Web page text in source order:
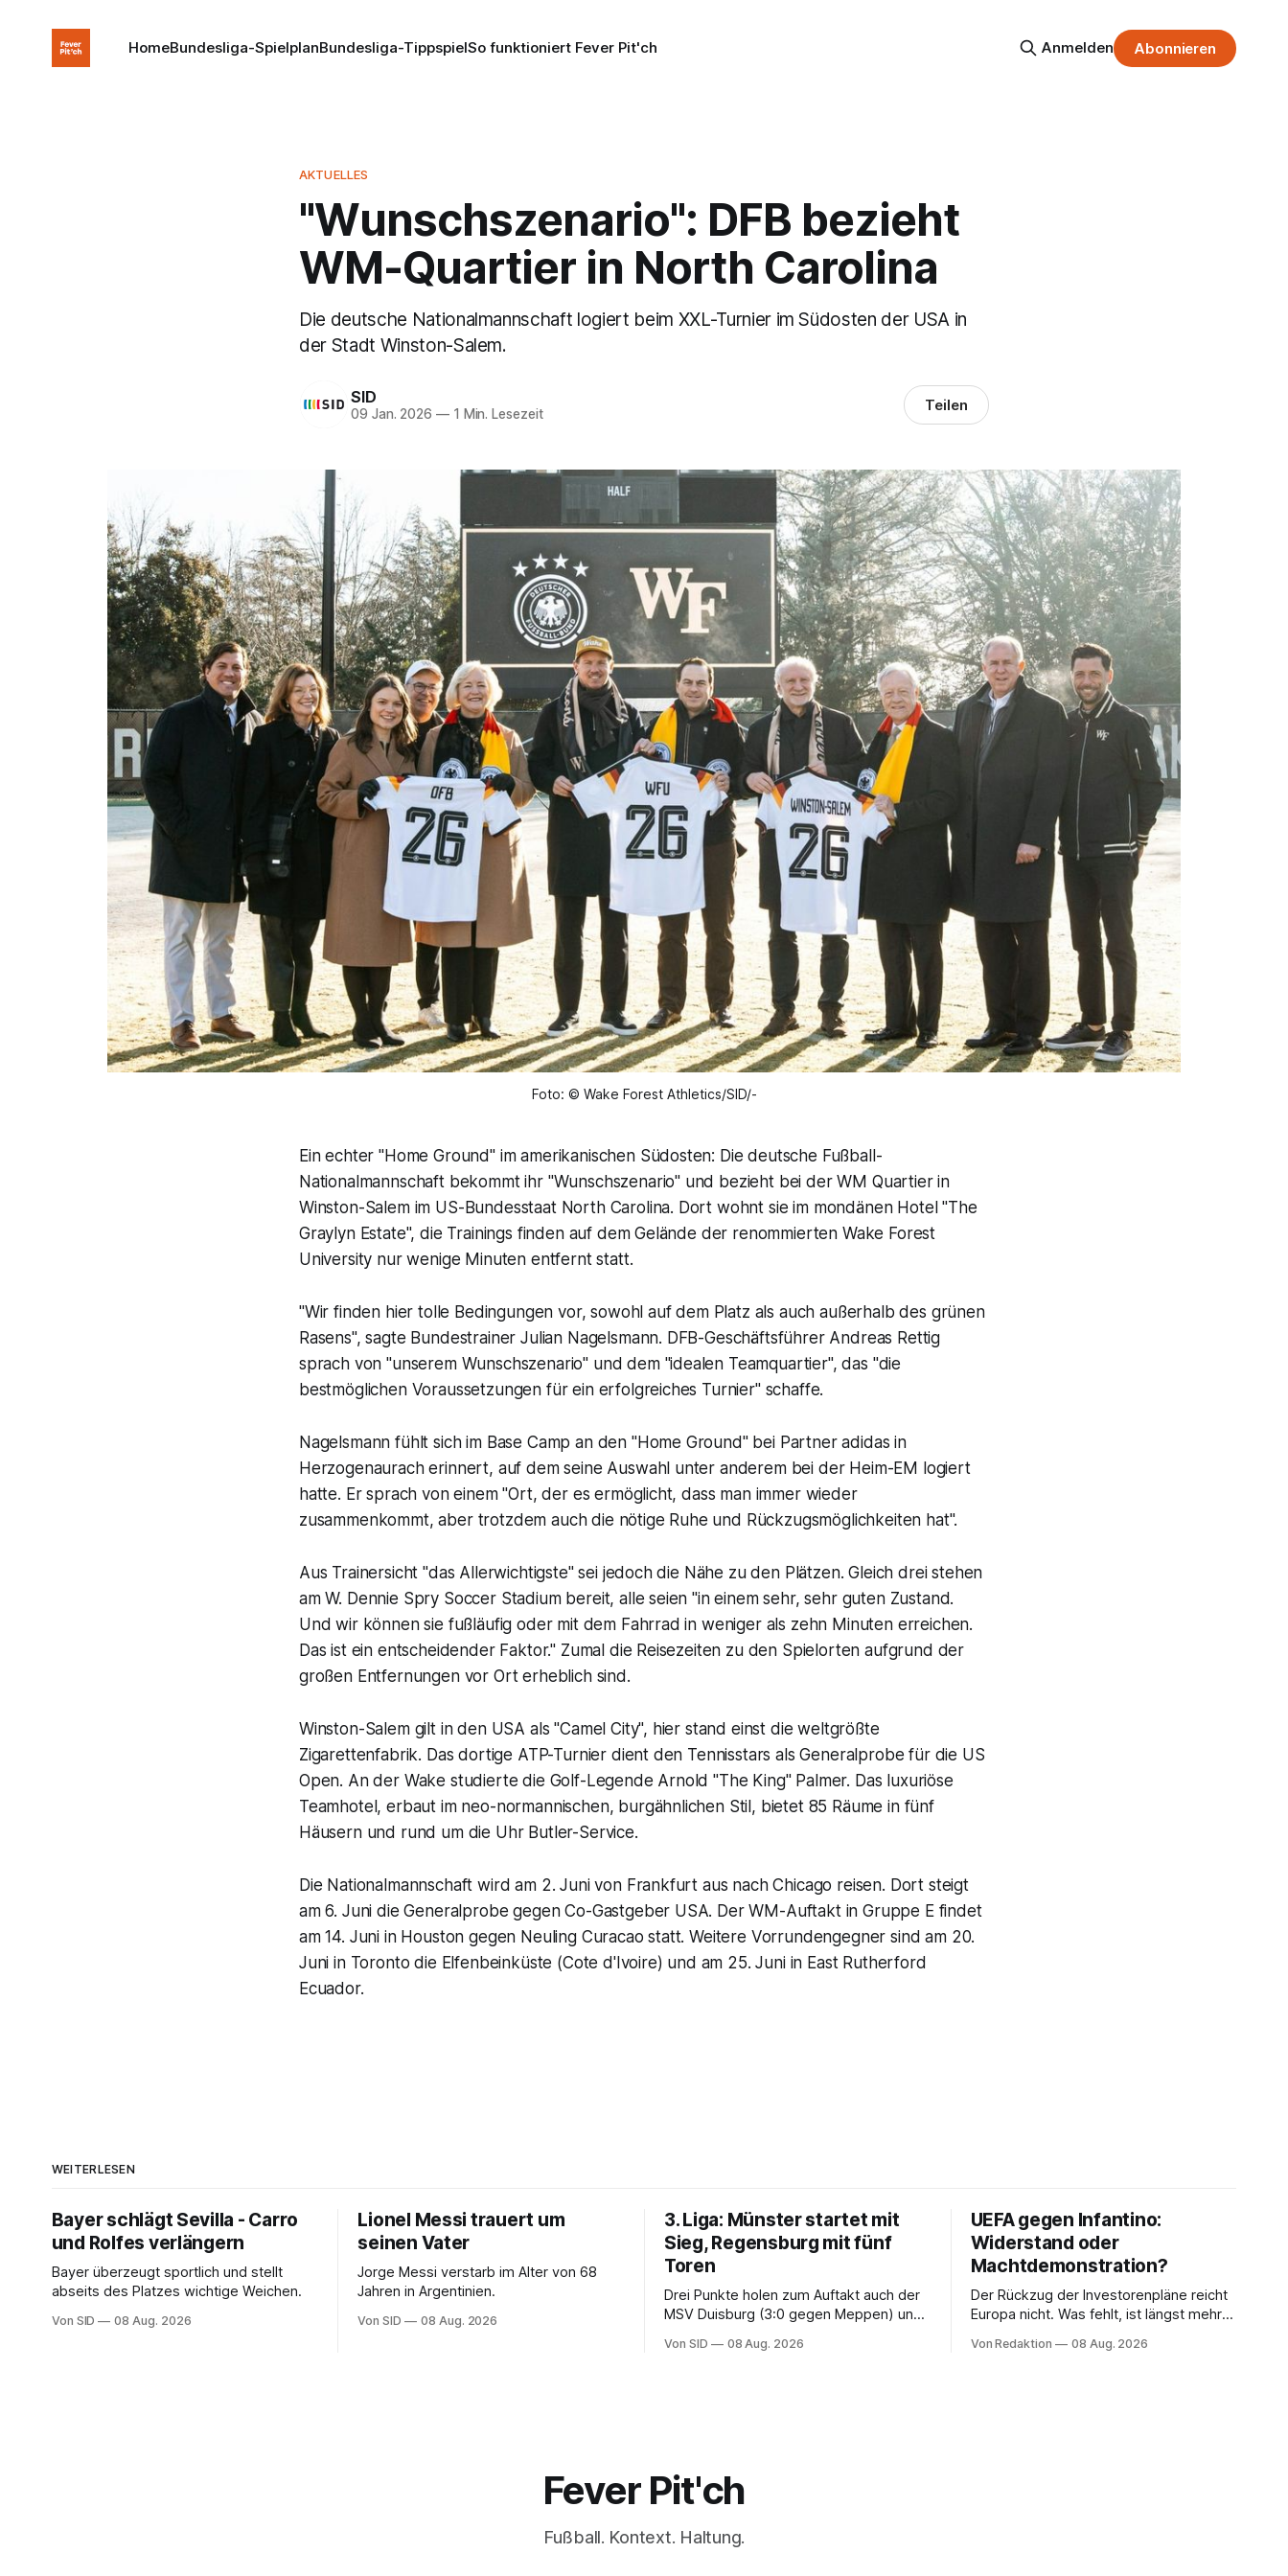
HomeBundesliga-SpielplanBundesliga-TippspielSo funktioniert Fever Pit'ch Anmelden Abonnieren
AKTUELLES
"Wunschszenario": DFB bezieht
WM-Quartier in North Carolina
Die deutsche Nationalmannschaft logiert beim XXL-Turnier im Südosten der USA in
der Stadt Winston-Salem.
SID
09 Jan. 2026 —1 Min. Lesezeit Teilen
Foto: © Wake Forest Athletics/SID/-
Ein echter "Home Ground" im amerikanischen Südosten: Die deutsche Fußball-
Nationalmannschaft bekommt ihr "Wunschszenario" und bezieht bei der WM Quartier in
Winston-Salem im US-Bundesstaat North Carolina. Dort wohnt sie im mondänen Hotel "The
Graylyn Estate", die Trainings finden auf dem Gelände der renommierten Wake Forest
University nur wenige Minuten entfernt statt.
"Wir finden hier tolle Bedingungen vor, sowohl auf dem Platz als auch außerhalb des grünen
Rasens", sagte Bundestrainer Julian Nagelsmann. DFB-Geschäftsführer Andreas Rettig
sprach von "unserem Wunschszenario" und dem "idealen Teamquartier", das "die
bestmöglichen Voraussetzungen für ein erfolgreiches Turnier" schaffe.
Nagelsmann fühlt sich im Base Camp an den "Home Ground" bei Partner adidas in
Herzogenaurach erinnert, auf dem seine Auswahl unter anderem bei der Heim-EM logiert
hatte. Er sprach von einem "Ort, der es ermöglicht, dass man immer wieder
zusammenkommt, aber trotzdem auch die nötige Ruhe und Rückzugsmöglichkeiten hat".
Aus Trainersicht "das Allerwichtigste" sei jedoch die Nähe zu den Plätzen. Gleich drei stehen
am W. Dennie Spry Soccer Stadium bereit, alle seien "in einem sehr, sehr guten Zustand.
Und wir können sie fußläufig oder mit dem Fahrrad in weniger als zehn Minuten erreichen.
Das ist ein entscheidender Faktor." Zumal die Reisezeiten zu den Spielorten aufgrund der
großen Entfernungen vor Ort erheblich sind.
Winston-Salem gilt in den USA als "Camel City", hier stand einst die weltgrößte
Zigarettenfabrik. Das dortige ATP-Turnier dient den Tennisstars als Generalprobe für die US
Open. An der Wake studierte die Golf-Legende Arnold "The King" Palmer. Das luxuriöse
Teamhotel, erbaut im neo-normannischen, burgähnlichen Stil, bietet 85 Räume in fünf
Häusern und rund um die Uhr Butler-Service.
Die Nationalmannschaft wird am 2. Juni von Frankfurt aus nach Chicago reisen. Dort steigt
am 6. Juni die Generalprobe gegen Co-Gastgeber USA. Der WM-Auftakt in Gruppe E findet
am 14. Juni in Houston gegen Neuling Curacao statt. Weitere Vorrundengegner sind am 20.
Juni in Toronto die Elfenbeinküste (Cote d'Ivoire) und am 25. Juni in East Rutherford
Ecuador.
WEITERLESEN
Bayer schlägt Sevilla - Carro
und Rolfes verlängern
Bayer überzeugt sportlich und stellt
abseits des Platzes wichtige Weichen.
Von SID 08 Aug. 2026
Lionel Messi trauert um
seinen Vater
Jorge Messi verstarb im Alter von 68
Jahren in Argentinien.
Von SID 08 Aug. 2026
3. Liga: Münster startet mit
Sieg, Regensburg mit fünf
Toren
Drei Punkte holen zum Auftakt auch der
MSV Duisburg (3:0 gegen Meppen) und
Von SID 08 Aug. 2026
UEFA gegen Infantino:
Widerstand oder
Machtdemonstration?
Der Rückzug der Investorenpläne reicht
Europa nicht. Was fehlt, ist längst mehr
einzelnen Mannes
Von Redaktion 08 Aug. 2026
Fever Pit'ch
Fußball. Kontext. Haltung.